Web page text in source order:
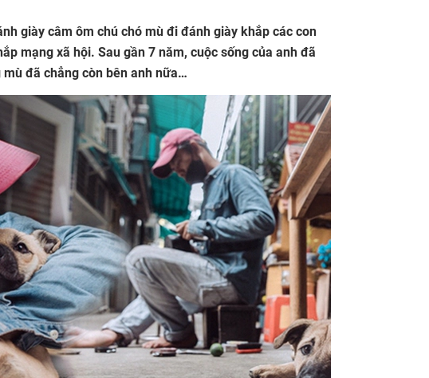
giày câm ôm chú chó mù đi đánh giày khắp các con
mạng xã hội. Sau gần 7 năm, cuộc sống của anh đã
đã chẳng còn bên anh nữa…